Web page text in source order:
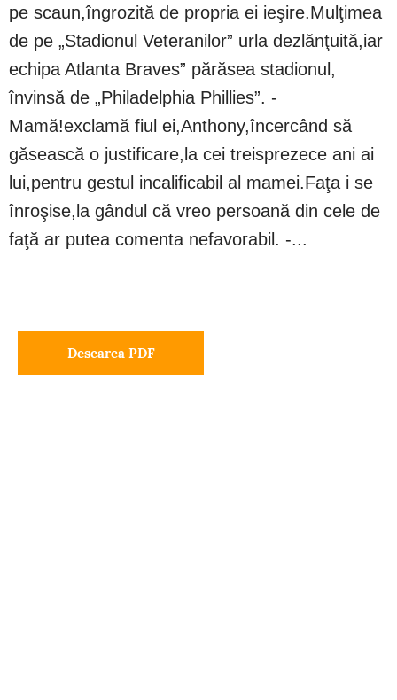
pe scaun,îngrozită de propria ei ieşire.Mulţimea
de pe „Stadionul Veteranilor” urla dezlănţuită,iar
echipa Atlanta Braves” părăsea stadionul,
învinsă de „Philadelphia Phillies”. -
Mamă!exclamă fiul ei,Anthony,încercând să
găsească o justificare,la cei treisprezece ani ai
lui,pentru gestul incalificabil al mamei.Faţa i se
înroşise,la gândul că vreo persoană din cele de
faţă ar putea comenta nefavorabil. -...
Descarca PDF